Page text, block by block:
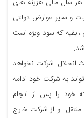
و سایر عوارض دولتی
بقیه که سود ویژه است
انحلال شرکت نخواهد
به شرکت خود ادامه
خود را پس از انجام
منتقل و از شرکت خارج